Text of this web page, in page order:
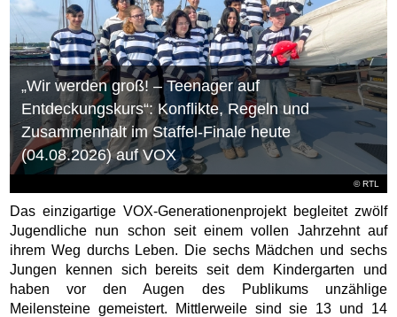
©RTL
„Wir werden groß! – Teenager auf
Entdeckungskurs“: Konflikte, Regeln und
Zusammenhalt im Staffel-Finale heute
(04.08.2026) auf VOX
Das einzigartige VOX-Generationenprojekt begleitet zwölf
Jugendliche nun schon seit einem vollen Jahrzehnt auf
ihrem Weg durchs Leben. Die sechs Mädchen und sechs
Jungen kennen sich bereits seit dem Kindergarten und
haben vor den Augen des Publikums unzählige
Meilensteine gemeistert. Mittlerweile sind sie 13 und 14